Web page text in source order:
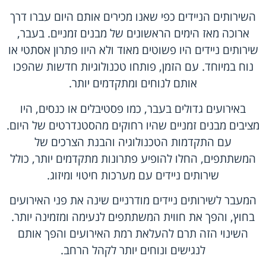
השירותים הניידים כפי שאנו מכירים אותם היום עברו דרך
ארוכה מאז הימים הראשונים של מבנים זמניים. בעבר,
שירותים ניידים היו פשוטים מאוד ולא היוו פתרון אסתטי או
נוח במיוחד. עם הזמן, פותחו טכנולוגיות חדשות שהפכו
אותם לנוחים ומתקדמים יותר.
באירועים גדולים בעבר, כמו פסטיבלים או כנסים, היו
מציבים מבנים זמניים שהיו רחוקים מהסטנדרטים של היום.
עם התקדמות הטכנולוגיה והבנת הצרכים של
המשתתפים, החלו להופיע פתרונות מתקדמים יותר, כולל
שירותים ניידים עם מערכות חיטוי ומיזוג.
המעבר לשירותים ניידים מודרניים שינה את פני האירועים
בחוץ, והפך את חווית המשתתפים לנעימה ומזמינה יותר.
השינוי הזה תרם להעלאת רמת האירועים והפך אותם
לנגישים ונוחים יותר לקהל הרחב.